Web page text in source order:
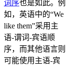
词序也是如此。例
如，英语中的“We
like them”采用主
语-谓词-宾语顺
序，而其他语言则
可能使用主语-宾